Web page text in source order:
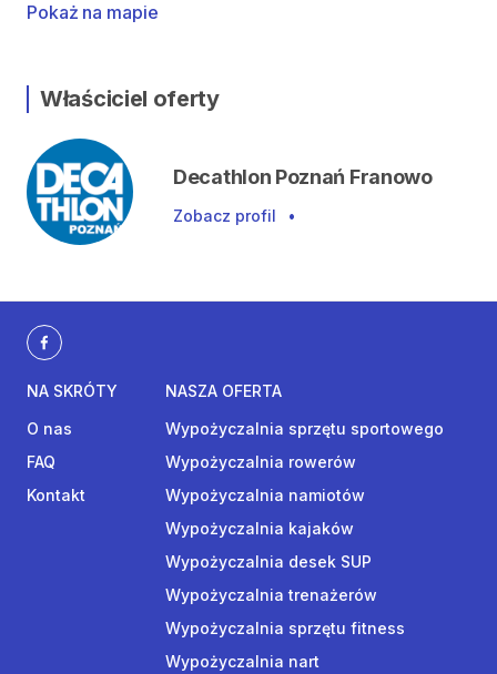
Pokaż na mapie
Właściciel oferty
Decathlon Poznań Franowo
Zobacz profil •
NA SKRÓTY
O nas
FAQ
Kontakt
NASZA OFERTA
Wypożyczalnia sprzętu sportowego
Wypożyczalnia rowerów
Wypożyczalnia namiotów
Wypożyczalnia kajaków
Wypożyczalnia desek SUP
Wypożyczalnia trenażerów
Wypożyczalnia sprzętu fitness
Wypożyczalnia nart